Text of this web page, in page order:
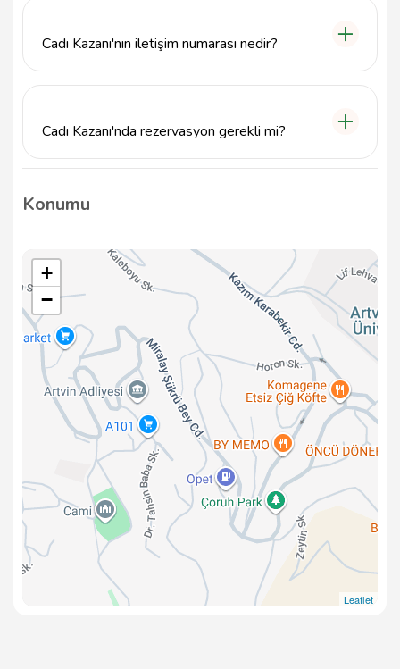
Cadı Kazanı'nın iletişim numarası nedir?
Cadı Kazanı'nda rezervasyon gerekli mi?
Yoğun dönemlerde Cadı Kazanı'nda rezervasyon
bulma garantisi elde edersiniz.
Konumu
+
−
Leaflet